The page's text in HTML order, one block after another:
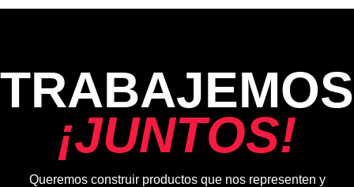
TRABAJEMOS
¡JUNTOS!
Queremos construir productos que nos representen y